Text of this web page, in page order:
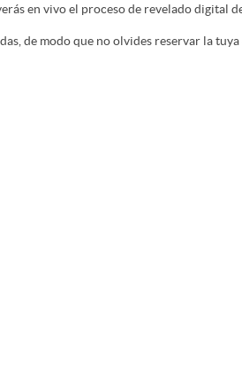
en vivo el proceso de revelado digital
de modo que no olvides reservar la